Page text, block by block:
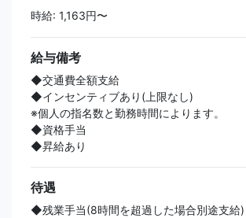
時給: 1,163円〜
給与備考
◆交通費全額支給
◆インセンティブあり(上限なし)
※個人の指名数と勤務時間によります。
◆資格手当
◆昇給あり
待遇
◆残業手当(8時間を超過した場合別途支給)